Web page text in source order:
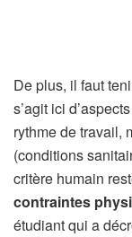
De plus, il faut
s’agit ici
rythme de travail,
(conditions
critère humain
contraintes
étudiant qui a